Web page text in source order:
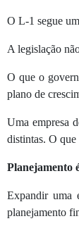
O L-1 segue
A legislação
O que o
plano de
Uma empresa
distintas. O
Planejamento
Expandir uma
planejamento